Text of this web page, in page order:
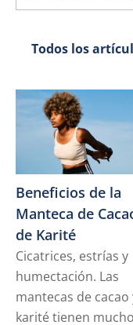
Todos los
Beneficios de la
Manteca de
de Karité
Cicatrices, estrías y
humectación. Las
mantecas de cacao
karité tienen